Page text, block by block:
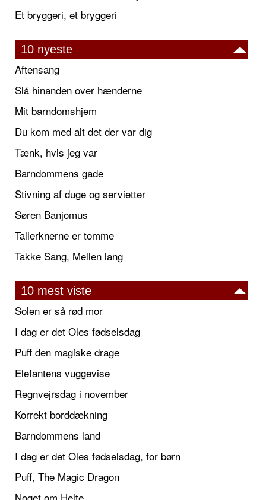
Et bryggeri, et bryggeri
10 nyeste
Aftensang
Slå hinanden over hænderne
Mit barndomshjem
Du kom med alt det der var dig
Tænk, hvis jeg var
Barndommens gade
Stivning af duge og servietter
Søren Banjomus
Tallerknerne er tomme
Takke Sang, Mellen lang
10 mest viste
Solen er så rød mor
I dag er det Oles fødselsdag
Puff den magiske drage
Elefantens vuggevise
Regnvejrsdag i november
Korrekt borddækning
Barndommens land
I dag er det Oles fødselsdag, for børn
Puff, The Magic Dragon